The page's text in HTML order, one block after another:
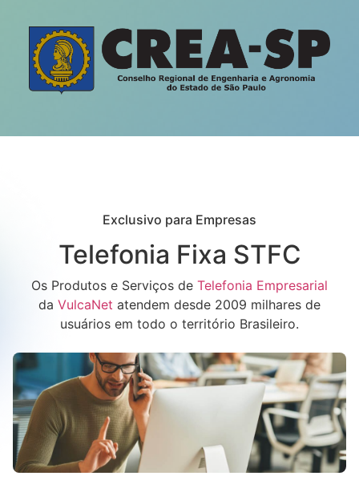
Exclusivo para Empresas
Telefonia Fixa STFC
Os Produtos e Serviços de Telefonia Empresarial
da VulcaNet atendem desde 2009 milhares de
usuários em todo o território Brasileiro.